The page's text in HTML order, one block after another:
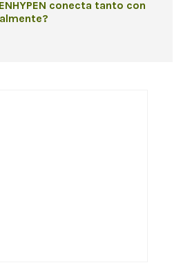
conecta tanto con